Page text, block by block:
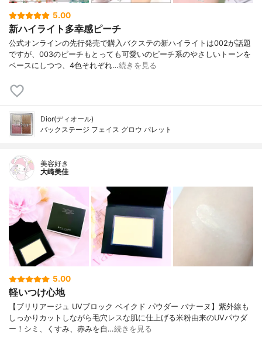
5.00
新ハイライト多幸感ピーチ
公式オンラインの先行発売で購入バクステの新ハイライトは002が話題
ですが、003のピーチもとっても可愛いのピーチ系のやさしいトーンを
ベースにしつつ、4色それぞれ…続きを見る
Dior(ディオール)
バックステージ フェイス グロウ パレット
美容好き
大崎美佳
5.00
軽いつけ心地
【ブリリアージュ UVブロック ベイクド パウダー バナーヌ】紫外線も
しっかりカットしながら毛穴レスな肌に仕上げる米粉由来のUVパウダ
ー！シミ、くすみ、赤みを自…続きを見る